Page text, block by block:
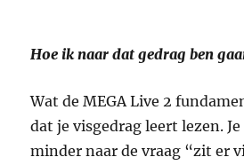
Hoe ik naar dat gedrag ben
Wat de MEGA Live 2
dat je visgedrag leert lezen.
minder naar de vraag “zit er